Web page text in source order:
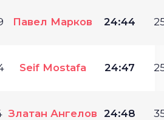
Павел Марков 24:44
Seif Mostafa 24:47
Златан Ангелов 24:48